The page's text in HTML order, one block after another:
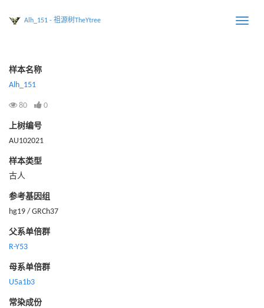
Toggle
Alh_151 - 祖源树TheYtree
样本名称
Alh_151
80 0
上树编号
AU102021
样本类型
古人
参考基因组
hg19 / GRCh37
父系单倍群
R-Y53
母系单倍群
U5a1b3
常染成份